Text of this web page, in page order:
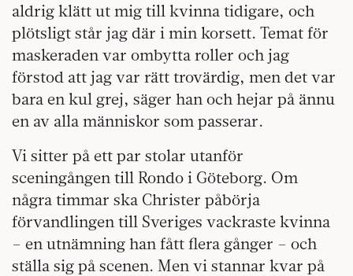
aldrig klätt ut mig till kvinna tidigare, och
plötsligt står jag där i min korsett. Temat för
maskeraden var ombytta roller och jag
förstod att jag var rätt trovärdig, men det var
bara en kul grej, säger han och hejar på ännu
en av alla männi­skor som passerar.
Vi sitter på ett par stolar utanför
sceningången till Rondo i Göteborg. Om
några timmar ska Christer påbörja
förvandlingen till Sveriges vackraste kvinna
– en utnämning han fått flera gånger – och
ställa sig på scenen. Men vi stannar kvar på